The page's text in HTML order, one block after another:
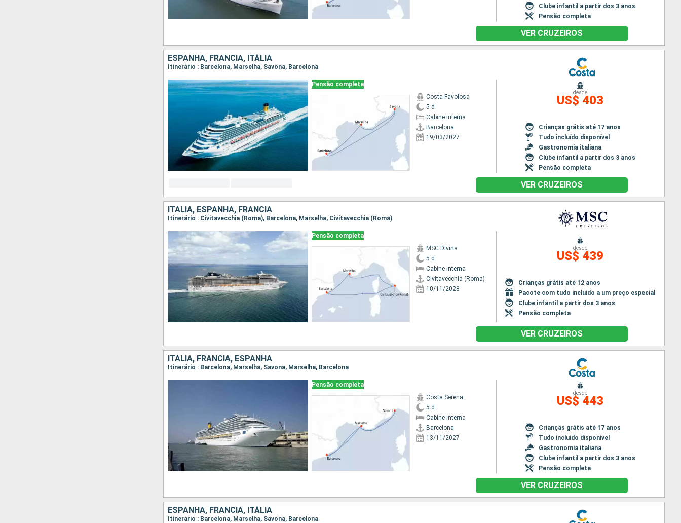
Clube infantil a partir dos 3 anos
Pensão completa
VER CRUZEIROS
ESPANHA, FRANCIA, ITÁLIA
Itinerário : Barcelona, Marselha, Savona, Barcelona
Pensão completa
Costa Favolosa
5 d
Cabine interna
Barcelona
19/03/2027
desde
US$ 403
Crianças grátis até 17 anos
Tudo incluído disponível
Gastronomia italiana
Clube infantil a partir dos 3 anos
Pensão completa
VER CRUZEIROS
ITÁLIA, ESPANHA, FRANCIA
Itinerário : Civitavecchia (Roma), Barcelona, Marselha, Civitavecchia (Roma)
Pensão completa
MSC Divina
5 d
Cabine interna
Civitavecchia (Roma)
10/11/2028
desde
US$ 439
Crianças grátis até 12 anos
Pacote com tudo incluído a um preço especial
Clube infantil a partir dos 3 anos
Pensão completa
VER CRUZEIROS
ITÁLIA, FRANCIA, ESPANHA
Itinerário : Barcelona, Marselha, Savona, Marselha, Barcelona
Pensão completa
Costa Serena
5 d
Cabine interna
Barcelona
13/11/2027
desde
US$ 443
Crianças grátis até 17 anos
Tudo incluído disponível
Gastronomia italiana
Clube infantil a partir dos 3 anos
Pensão completa
VER CRUZEIROS
ESPANHA, FRANCIA, ITÁLIA
Itinerário : Barcelona, Marselha, Savona, Barcelona